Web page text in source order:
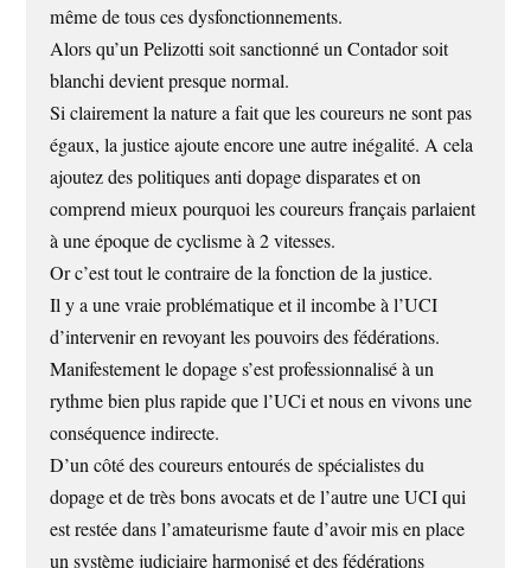
même de tous ces dysfonctionnements.
Alors qu’un Pelizotti soit sanctionné un Contador soit
blanchi devient presque normal.
Si clairement la nature a fait que les coureurs ne sont pas
égaux, la justice ajoute encore une autre inégalité. A cela
ajoutez des politiques anti dopage disparates et on
comprend mieux pourquoi les coureurs français parlaient
à une époque de cyclisme à 2 vitesses.
Or c’est tout le contraire de la fonction de la justice.
Il y a une vraie problématique et il incombe à l’UCI
d’intervenir en revoyant les pouvoirs des fédérations.
Manifestement le dopage s’est professionnalisé à un
rythme bien plus rapide que l’UCi et nous en vivons une
conséquence indirecte.
D’un côté des coureurs entourés de spécialistes du
dopage et de très bons avocats et de l’autre une UCI qui
est restée dans l’amateurisme faute d’avoir mis en place
un système judiciaire harmonisé et des fédérations